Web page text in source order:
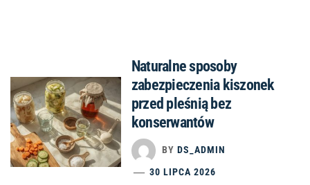
Naturalne sposoby
zabezpieczenia kiszonek
przed pleśnią bez
konserwantów
BY DS_ADMIN
30 LIPCA 2026